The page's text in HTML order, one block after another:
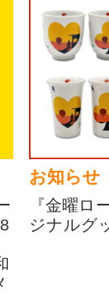
お知らせ
『金曜ロ
ジナルグ